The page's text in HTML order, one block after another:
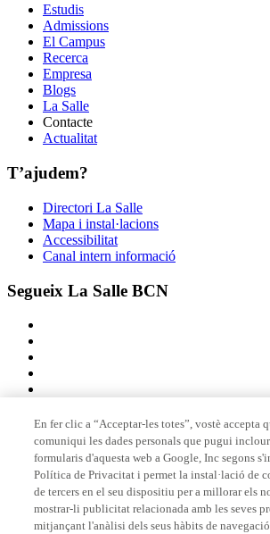
Estudis
Admissions
El Campus
Recerca
Empresa
Blogs
La Salle
Contacte
Actualitat
T’ajudem?
Directori La Salle
Mapa i instal·lacions
Accessibilitat
Canal intern informació
Segueix La Salle BCN
Membre de
Acreditacions
En fer clic a “Acceptar-les totes”, vostè accepta
comuniqui les dades personals que pugui
formularis d'aquesta web a Google, Inc segons
Política de Privacitat i permet la instal·lació de
de tercers en el seu dispositiu per a millorar els
mostrar-li publicitat relacionada amb les seves
mitjançant l'anàlisi dels seus hàbits de